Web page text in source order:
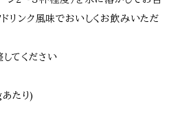
リンク風味でおいしくお飲みいただ
てください
たり)